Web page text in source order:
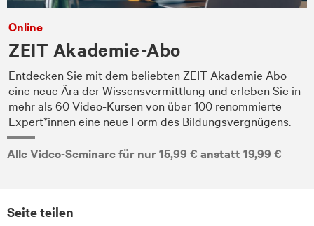
Online
ZEIT Akademie-Abo
Entdecken Sie mit dem beliebten ZEIT Akademie Abo
eine neue Ära der Wissensvermittlung und erleben Sie in
mehr als 60 Video-Kursen von über 100 renommierte
Expert*innen eine neue Form des Bildungsvergnügens.
Alle Video-Seminare für nur 15,99 € anstatt 19,99 €
Seite teilen